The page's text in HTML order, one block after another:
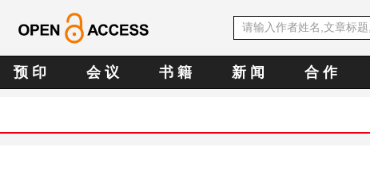
预 印 会 议 书 籍 新 闻 合 作